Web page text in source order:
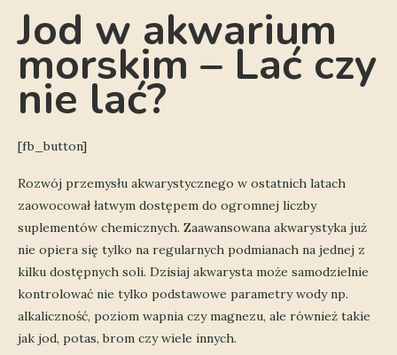
Jod w akwarium
morskim – Lać czy
nie lać?
[fb_button]
Rozwój przemysłu akwarystycznego w ostatnich latach
zaowocował łatwym dostępem do ogromnej liczby
suplementów chemicznych. Zaawansowana akwarystyka już
nie opiera się tylko na regularnych podmianach na jednej z
kilku dostępnych soli. Dzisiaj akwarysta może samodzielnie
kontrolować nie tylko podstawowe parametry wody np.
alkaliczność, poziom wapnia czy magnezu, ale również takie
jak jod, potas, brom czy wiele innych.